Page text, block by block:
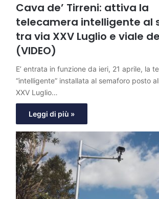
Cava de’ Tirreni: attiva la
telecamera intelligente al
tra via XXV Luglio e viale
(VIDEO)
E’ entrata in funzione da ieri, 21 aprile, la
“intelligente” installata al semaforo posto
XXV Luglio…
Leggi di più »